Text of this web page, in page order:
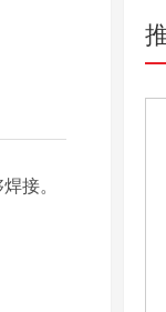
接。